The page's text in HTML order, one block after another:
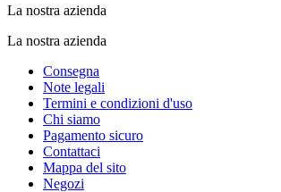
La nostra azienda
La nostra azienda
Consegna
Note legali
Termini e condizioni d'uso
Chi siamo
Pagamento sicuro
Contattaci
Mappa del sito
Negozi